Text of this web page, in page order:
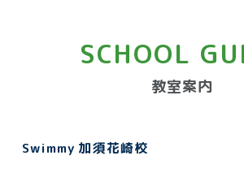
SCHOOL
教室案内
Swimmy 加須花崎校